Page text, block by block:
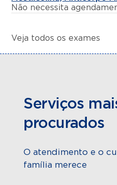
Não necessita
Veja todos os exames
Serviços
procurados
O atendimento e o
família merece